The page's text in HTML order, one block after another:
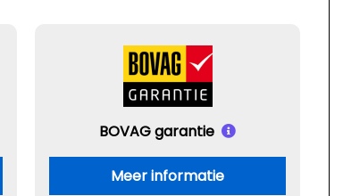
BOVAG garantie
Meer informatie